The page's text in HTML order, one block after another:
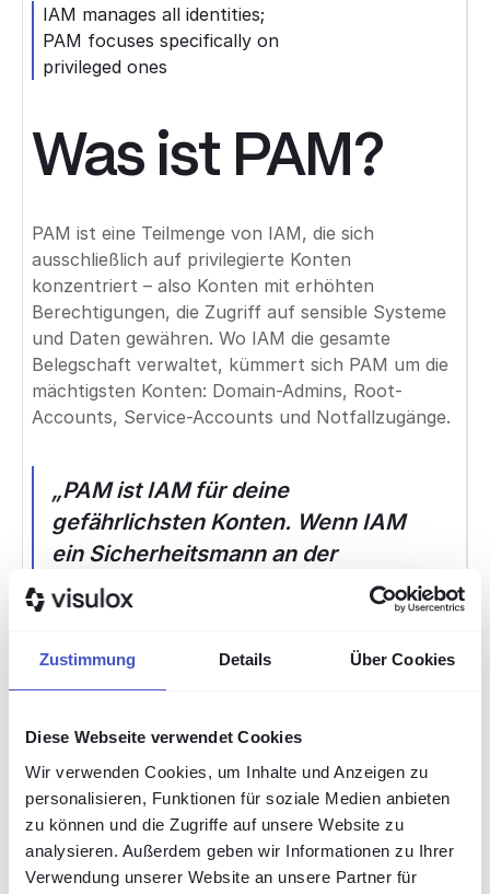
Zustimmung Details Über Cookies
Diese Webseite verwendet Cookies
Wir verwenden Cookies, um Inhalte und Anzeigen zu
personalisieren, Funktionen für soziale Medien anbieten
zu können und die Zugriffe auf unsere Website zu
analysieren. Außerdem geben wir Informationen zu Ihrer
Verwendung unserer Website an unsere Partner für
IAM manages all identities;
PAM focuses specifically on
privileged ones
Was ist PAM?
PAM ist eine Teilmenge von IAM, die sich
ausschließlich auf privilegierte Konten
konzentriert – also Konten mit erhöhten
Berechtigungen, die Zugriff auf sensible Systeme
und Daten gewähren. Wo IAM die gesamte
Belegschaft verwaltet, kümmert sich PAM um die
mächtigsten Konten: Domain-Admins, Root-
Accounts, Service-Accounts und Notfallzugänge.
„PAM ist IAM für deine
gefährlichsten Konten. Wenn IAM
ein Sicherheitsmann an der
Eingangstür ist, dann ist PAM ein
Tresor mit biometrischem Zugang,
der die Kronjuwelen schützt."—
Kernfunktionen
von PAM: